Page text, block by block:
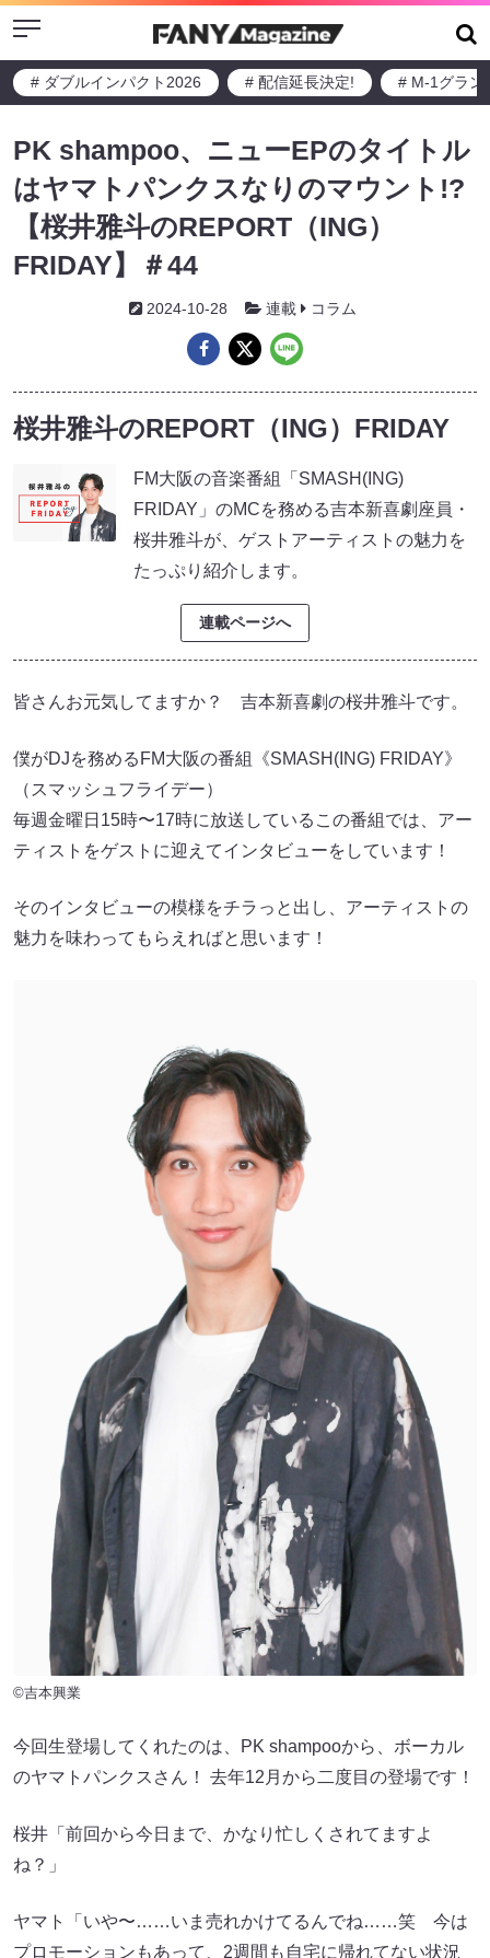
Menu
# ダブルインパクト2026 # 配信延長決定! # M-1グラン
PK shampoo、ニューEPのタイトル
はヤマトパンクスなりのマウント!?
【桜井雅斗のREPORT（ING）
FRIDAY】＃44
2024-10-28 連載 コラム
桜井雅斗のREPORT（ING）FRIDAY
FM大阪の音楽番組「SMASH(ING)
FRIDAY」のMCを務める吉本新喜劇座員・
桜井雅斗が、ゲストアーティストの魅力を
たっぷり紹介します。
連載ページへ
皆さんお元気してますか？ 吉本新喜劇の桜井雅斗です。
僕がDJを務めるFM大阪の番組《SMASH(ING) FRIDAY》
（スマッシュフライデー）
毎週金曜日15時〜17時に放送しているこの番組では、アー
ティストをゲストに迎えてインタビューをしています！
そのインタビューの模様をチラっと出し、アーティストの
魅力を味わってもらえればと思います！
©吉本興業
今回生登場してくれたのは、PK shampooから、ボーカル
のヤマトパンクスさん！ 去年12月から二度目の登場です！
桜井「前回から今日まで、かなり忙しくされてますよ
ね？」
ヤマト「いや〜……いま売れかけてるんでね……笑 今は
プロモーションもあって、2週間も自宅に帰れてない状況